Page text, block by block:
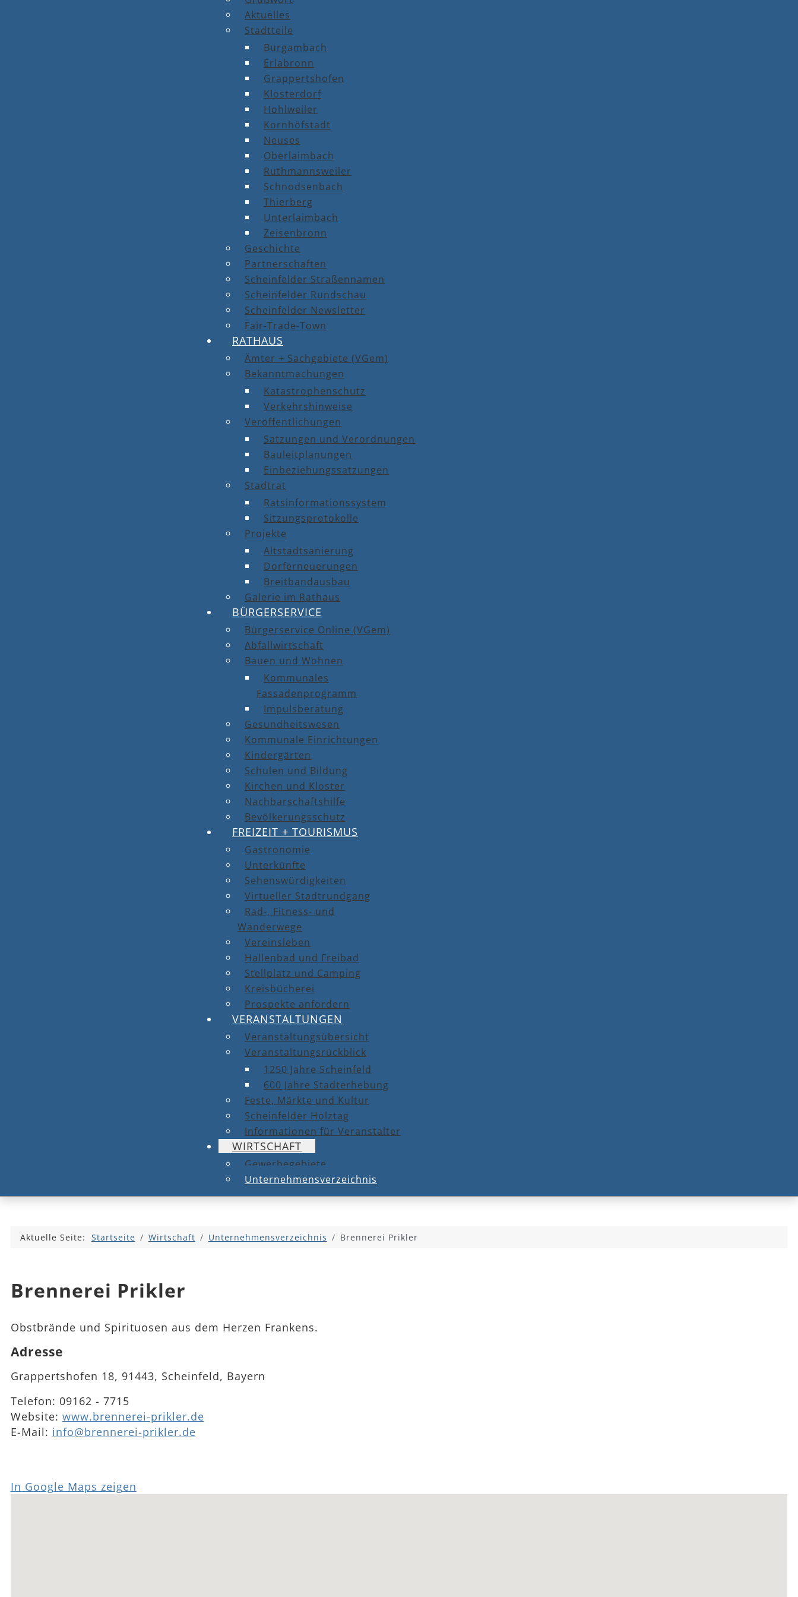
Aktuelles
Stadtteile
Burgambach
Erlabronn
Grappertshofen
Klosterdorf
Hohlweiler
Kornhöfstadt
Neuses
Oberlaimbach
Ruthmannsweiler
Schnodsenbach
Thierberg
Unterlaimbach
Zeisenbronn
Geschichte
Partnerschaften
Scheinfelder Straßennamen
Scheinfelder Rundschau
Scheinfelder Newsletter
Fair-Trade-Town
RATHAUS
Ämter + Sachgebiete (VGem)
Bekanntmachungen
Katastrophenschutz
Verkehrshinweise
Veröffentlichungen
Satzungen und Verordnungen
Bauleitplanungen
Einbeziehungssatzungen
Stadtrat
Ratsinformationssystem
Sitzungsprotokolle
Projekte
Altstadtsanierung
Dorferneuerungen
Breitbandausbau
Galerie im Rathaus
BÜRGERSERVICE
Bürgerservice Online (VGem)
Abfallwirtschaft
Bauen und Wohnen
Kommunales
Fassadenprogramm
Impulsberatung
Gesundheitswesen
Kommunale Einrichtungen
Kindergärten
Schulen und Bildung
Kirchen und Kloster
Nachbarschaftshilfe
Bevölkerungsschutz
FREIZEIT + TOURISMUS
Gastronomie
Unterkünfte
Sehenswürdigkeiten
Virtueller Stadtrundgang
Rad-, Fitness- und
Wanderwege
Vereinsleben
Hallenbad und Freibad
Stellplatz und Camping
Kreisbücherei
Prospekte anfordern
VERANSTALTUNGEN
Veranstaltungsübersicht
Veranstaltungsrückblick
1250 Jahre Scheinfeld
600 Jahre Stadterhebung
Feste, Märkte und Kultur
Scheinfelder Holztag
Informationen für Veranstalter
WIRTSCHAFT
Gewerbegebiete
Unternehmensverzeichnis
Aktuelle Seite: Startseite Wirtschaft Unternehmensverzeichnis Brennerei Prikler
Brennerei Prikler
Obstbrände und Spirituosen aus dem Herzen Frankens.
Adresse
Grappertshofen 18, 91443, Scheinfeld, Bayern
Telefon: 09162 - 7715
Website: www.brennerei-prikler.de
E-Mail: info@brennerei-prikler.de
In Google Maps zeigen